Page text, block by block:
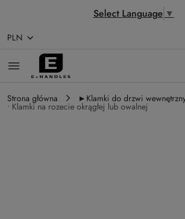
Select Language ▼
Przejdź do treści głównej
Przejdź do wyszukiwarki
Przejdź do moje konto
Przejdź do menu głównego
Przejdź do opisu produktu
Przejdź do stopki
PLN
Strona główna ►Klamki do drzwi
• Klamki na rozecie okrągłej lub owalnej